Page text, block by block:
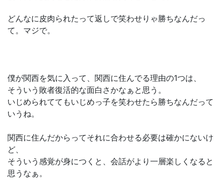
どんなに皮肉られたって返しで笑わせりゃ勝ちなんだっ
て。マジで。
僕が関西を気に入って、関西に住んでる理由の1つは、
そういう敗者復活的な面白さかなぁと思う。
いじめられててもいじめっ子を笑わせたら勝ちなんだって
いうね。
関西に住んだからってそれに合わせる必要は確かにないけ
ど、
そういう感覚が身につくと、会話がより一層楽しくなると
思うなぁ。